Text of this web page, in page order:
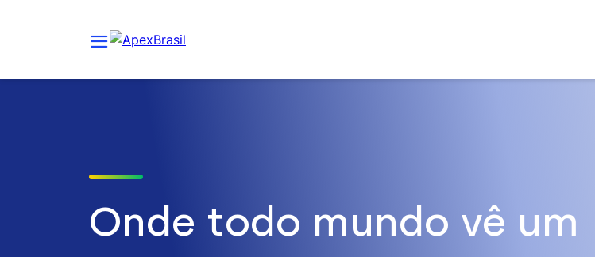
Onde todo mundo vê um